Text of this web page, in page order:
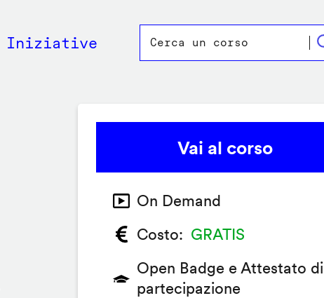
Iniziative
Vai al corso
On Demand
Costo
GRATIS
Open Badge e Attestato di
partecipazione